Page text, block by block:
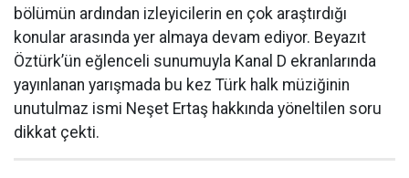
bölümün ardından izleyicilerin en çok araştırdığı
konular arasında yer almaya devam ediyor. Beyazıt
Öztürk’ün eğlenceli sunumuyla Kanal D ekranlarında
yayınlanan yarışmada bu kez Türk halk müziğinin
unutulmaz ismi Neşet Ertaş hakkında yöneltilen soru
dikkat çekti.